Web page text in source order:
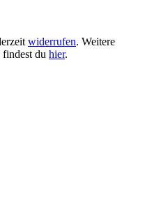
widerrufen. Weitere
du hier.